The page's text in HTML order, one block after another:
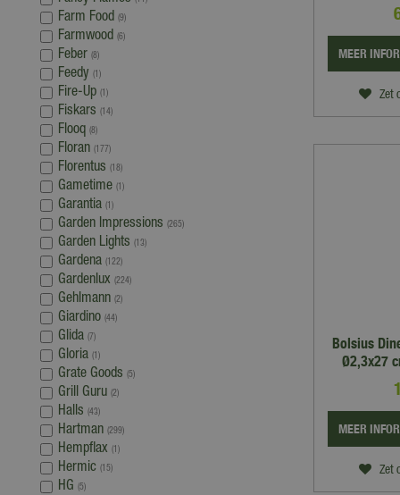
Zet
MEER
Bolsius
Ø2,3x27
1
Zet
MEER
Farm Food (9)
Farmwood (6)
Feber (8)
Feedy
Fire-Up
Fiskars (14)
Flooq (8)
Floran (177)
Florentus (18)
Gametime
Garantia
Garden Impressions (265)
Garden Lights (13)
Gardena (122)
Gardenlux (224)
Gehlmann (2)
Giardino (44)
Glida (7)
Gloria
Grate Goods (5)
Grill Guru (2)
Halls (43)
Hartman (299)
Hempflax
Hermic (15)
HG (5)